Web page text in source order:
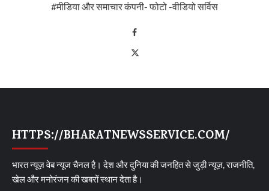
#मीडिया और समाचार कंपनी- फोटो -वीडियो सर्विस
HTTPS://BHARATNEWSSERVICE.COM/
भारत न्यूज़ वेब न्यूज चैनल है। देश और दुनिया की जनहित से जुड़ी न्यूज़, राजनीति,
खेल और मनोरंजन की खबरों स्थान देता है।